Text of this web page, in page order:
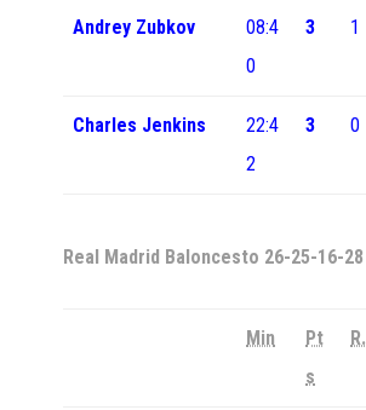
Andrey Zubkov
08:4
0
3 1
Charles Jenkins
22:4
2
3 0
Real Madrid Baloncesto 26-25-16-28
Min
Pt
s
R.